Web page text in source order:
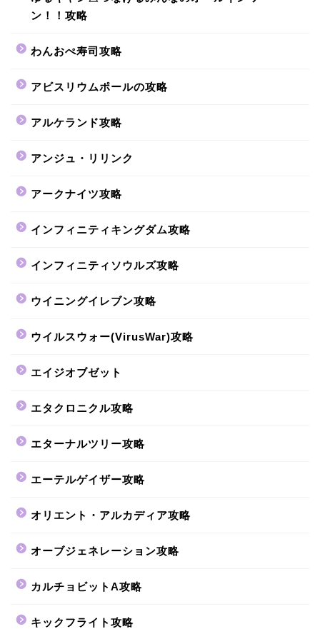
ン！！攻略
わんおぺ寿司攻略
アビスリウムポールの攻略
アルケランド攻略
アンジュ・リリンク
アークナイツ攻略
インフィニティキングダム攻略
インフィニティソウルズ攻略
ウイニングイレブン攻略
ウイルスウォー(VirusWar)攻略
エイジオブゼット
エタクロニクル攻略
エターナルツリー攻略
エーテルゲイザー攻略
オリエント・アルカディア攻略
オーブジェネレーション攻略
カルチョビットA攻略
キックフライト攻略